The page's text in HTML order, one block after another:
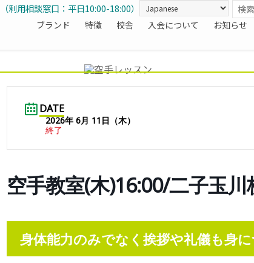
ブランド 特徴 校舎 入会について お知らせ
（利用相談窓口：平日10:00-18:00）
DATE
2026年 6月 11日（木）
終了
空手教室(木)16:00/二子玉川
身体能力のみでなく挨拶や礼儀も身